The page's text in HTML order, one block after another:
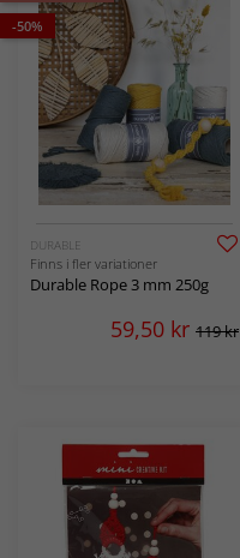
-50%
DURABLE
Finns i fler variationer
Durable Rope 3 mm 250g
59,50 kr 119 kr